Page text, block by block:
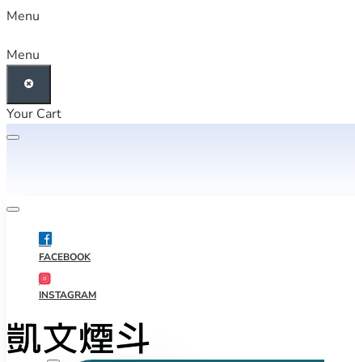
Menu
Menu
Your Cart
FACEBOOK
INSTAGRAM